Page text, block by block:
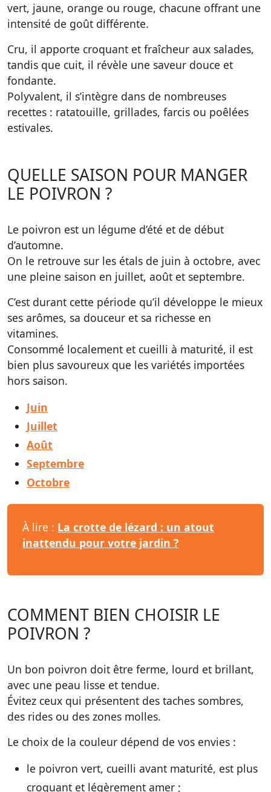
vert, jaune, orange ou rouge, chacune offrant une
intensité de goût différente.
Cru, il apporte croquant et fraîcheur aux salades,
tandis que cuit, il révèle une saveur douce et
fondante.
Polyvalent, il s’intègre dans de nombreuses
recettes : ratatouille, grillades, farcis ou poêlées
estivales.
QUELLE SAISON POUR MANGER
LE POIVRON ?
Le poivron est un légume d’été et de début
d’automne.
On le retrouve sur les étals de juin à octobre, avec
une pleine saison en juillet, août et septembre.
C’est durant cette période qu’il développe le mieux
ses arômes, sa douceur et sa richesse en
vitamines.
Consommé localement et cueilli à maturité, il est
bien plus savoureux que les variétés importées
hors saison.
Juin
Juillet
Août
Septembre
Octobre
À lire : La crotte de lézard : un atout
inattendu pour votre jardin ?
COMMENT BIEN CHOISIR LE
POIVRON ?
Un bon poivron doit être ferme, lourd et brillant,
avec une peau lisse et tendue.
Évitez ceux qui présentent des taches sombres,
des rides ou des zones molles.
Le choix de la couleur dépend de vos envies :
le poivron vert, cueilli avant maturité, est plus
croquant et légèrement amer ;